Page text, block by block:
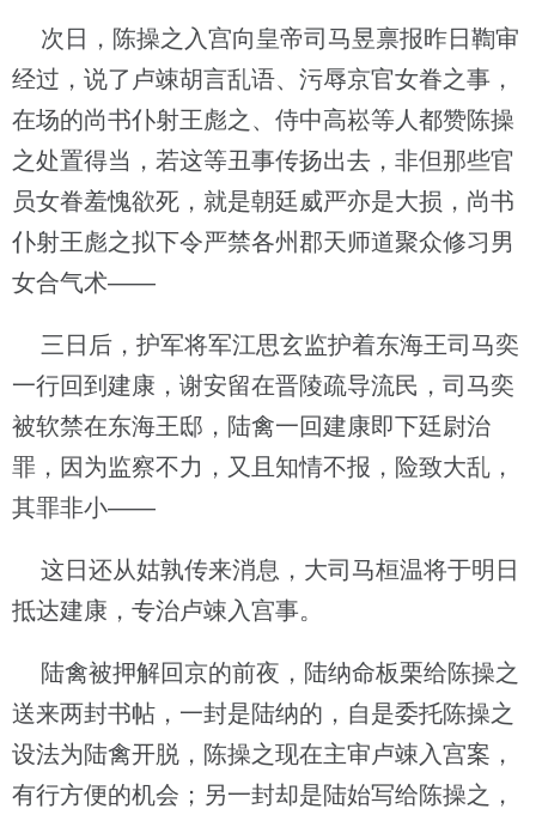
次日，陈操之入宫向皇帝司马昱禀报昨日鞫审
经过，说了卢竦胡言乱语、污辱京官女眷之事，
在场的尚书仆射王彪之、侍中高崧等人都赞陈操
之处置得当，若这等丑事传扬出去，非但那些官
员女眷羞愧欲死，就是朝廷威严亦是大损，尚书
仆射王彪之拟下令严禁各州郡天师道聚众修习男
女合气术——
三日后，护军将军江思玄监护着东海王司马奕
一行回到建康，谢安留在晋陵疏导流民，司马奕
被软禁在东海王邸，陆禽一回建康即下廷尉治
罪，因为监察不力，又且知情不报，险致大乱，
其罪非小——
这日还从姑孰传来消息，大司马桓温将于明日
抵达建康，专治卢竦入宫事。
陆禽被押解回京的前夜，陆纳命板栗给陈操之
送来两封书帖，一封是陆纳的，自是委托陈操之
设法为陆禽开脱，陈操之现在主审卢竦入宫案，
有行方便的机会；另一封却是陆始写给陈操之，